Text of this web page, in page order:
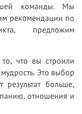
команды. Мы
рекомендации по
предложим
что вы строили
Это выбор
больше,
отношения и